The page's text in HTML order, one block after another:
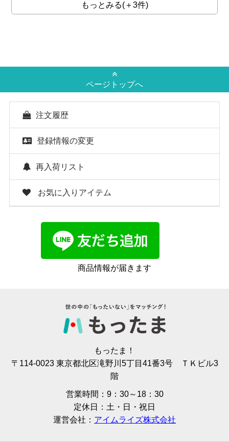
もっとみる(＋3件)
ページトップへ
注文履歴
登録情報の変更
再入荷リスト
お気に入りアイテム
商品情報が届きます
もったま！
〒114-0023 東京都北区滝野川5丁目41番3号 ＴＫビル3
階
営業時間：9：30～18：30
定休日：土・日・祝日
運営会社： アイムライズ株式会社